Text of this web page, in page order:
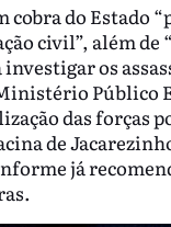
cobra do Estado
civil”, além de
os
Público
das forças
de
já